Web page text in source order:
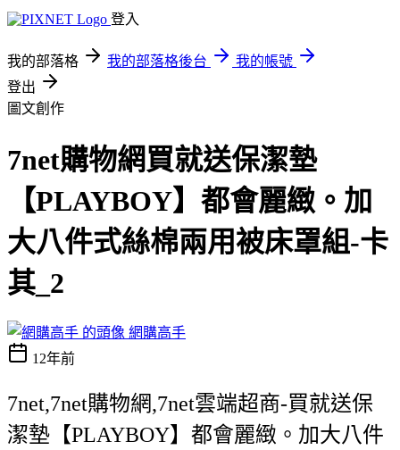
登入
我的部落格 我的部落格後台
我的帳號
登出
圖文創作
7net購物網買就送保潔墊
【PLAYBOY】都會麗緻。加
大八件式絲棉兩用被床罩組-卡
其_2
網購高手
12年前
7net,7net購物網,7net雲端超商-買就送保
潔墊【PLAYBOY】都會麗緻。加大八件